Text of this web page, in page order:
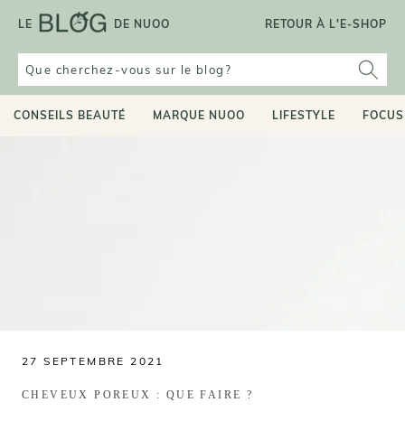
LE DE NUOO RETOUR À L'E-SHOP
CONSEILS BEAUTÉ MARQUE NUOO LIFESTYLE
27 SEPTEMBRE 2021
CHEVEUX POREUX : QUE FAIRE ?